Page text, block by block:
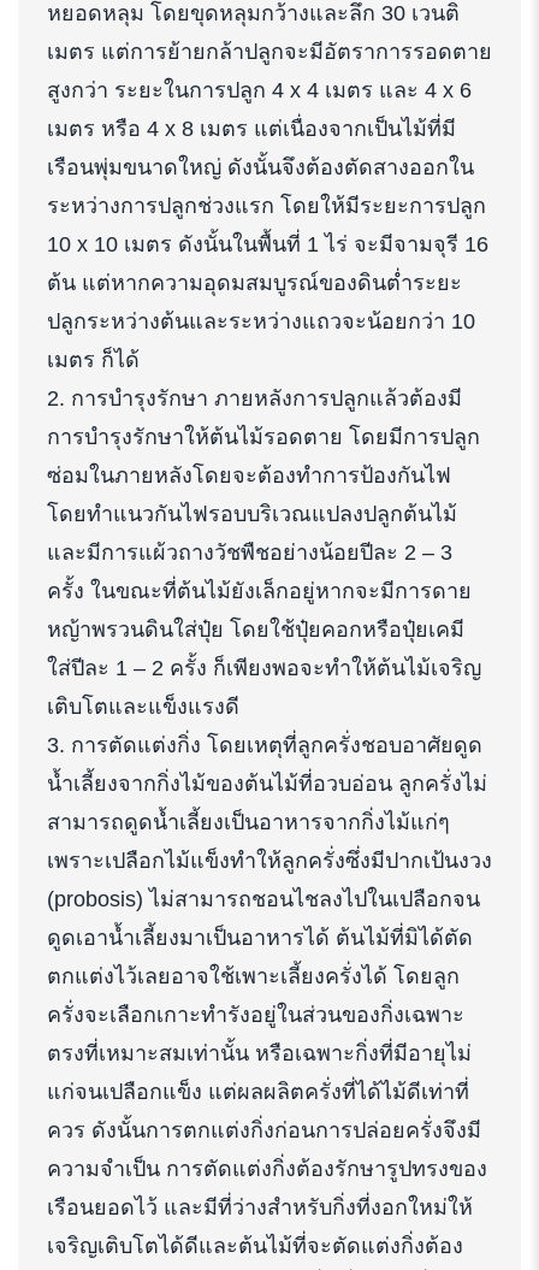
หยอดหลุม โดยขุดหลุมกว้างและลึก 30 เวนติ
เมตร แต่การย้ายกล้าปลูกจะมีอัตราการรอดตาย
สูงกว่า ระยะในการปลูก 4 x 4 เมตร และ 4 x 6
เมตร หรือ 4 x 8 เมตร แต่เนื่องจากเป็นไม้ที่มี
เรือนพุ่มขนาดใหญ่ ดังนั้นจึงต้องตัดสางออกใน
ระหว่างการปลูกช่วงแรก โดยให้มีระยะการปลูก
10 x 10 เมตร ดังนั้นในพื้นที่ 1 ไร่ จะมีจามจุรี 16
ต้น แต่หากความอุดมสมบูรณ์ของดินต่ำระยะ
ปลูกระหว่างต้นและระหว่างแถวจะน้อยกว่า 10
เมตร ก็ได้
2. การบำรุงรักษา ภายหลังการปลูกแล้วต้องมี
การบำรุงรักษาให้ต้นไม้รอดตาย โดยมีการปลูก
ซ่อมในภายหลังโดยจะต้องทำการป้องกันไฟ
โดยทำแนวกันไฟรอบบริเวณแปลงปลูกต้นไม้
และมีการแผ้วถางวัชพืชอย่างน้อยปีละ 2 – 3
ครั้ง ในขณะที่ต้นไม้ยังเล็กอยู่หากจะมีการดาย
หญ้าพรวนดินใส่ปุ๋ย โดยใช้ปุ๋ยคอกหรือปุ๋ยเคมี
ใส่ปีละ 1 – 2 ครั้ง ก็เพียงพอจะทำให้ต้นไม้เจริญ
เติบโตและแข็งแรงดี
3. การตัดแต่งกิ่ง โดยเหตุที่ลูกครั่งชอบอาศัยดูด
น้ำเลี้ยงจากกิ่งไม้ของต้นไม้ที่อวบอ่อน ลูกครั่งไม่
สามารถดูดน้ำเลี้ยงเป็นอาหารจากกิ่งไม้แก่ๆ
เพราะเปลือกไม้แข็งทำให้ลูกครั่งซึ่งมีปากเป้นงวง
(probosis) ไม่สามารถชอนไชลงไปในเปลือกจน
ดูดเอาน้ำเลี้ยงมาเป็นอาหารได้ ต้นไม้ที่มิได้ตัด
ตกแต่งไว้เลยอาจใช้เพาะเลี้ยงครั่งได้ โดยลูก
ครั่งจะเลือกเกาะทำรังอยู่ในส่วนของกิ่งเฉพาะ
ตรงที่เหมาะสมเท่านั้น หรือเฉพาะกิ่งที่มีอายุไม่
แก่จนเปลือกแข็ง แต่ผลผลิตครั่งที่ได้ไม้ดีเท่าที่
ควร ดังนั้นการตกแต่งกิ่งก่อนการปล่อยครั่งจึงมี
ความจำเป็น การตัดแต่งกิ่งต้องรักษารูปทรงของ
เรือนยอดไว้ และมีที่ว่างสำหรับกิ่งที่งอกใหม่ให้
เจริญเติบโตได้ดีและต้นไม้ที่จะตัดแต่งกิ่งต้อง